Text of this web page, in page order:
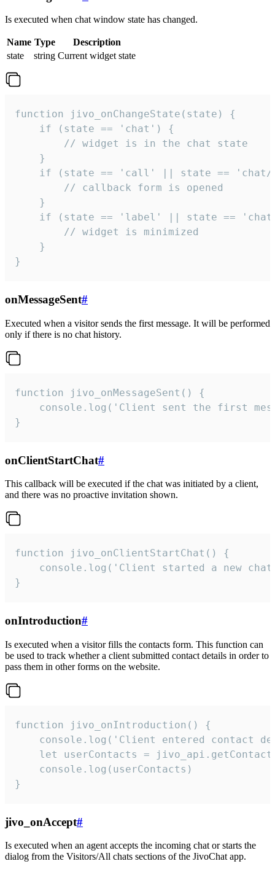
Is executed when chat window state has changed.
Name Type
Description
state
string Current widget state
function jivo_onChangeState(state) {
    if (state == 'chat') {
        // widget is in the chat state
    }
if (state == 'call' || state ==
        // callback form is opened
    }
if (state == 'label' || state ==
        // widget is minimized
    }
}
onMessageSent#
Executed when a visitor sends the first message. It will be performed
only if there is no chat history.
function jivo_onMessageSent() {
console.log('Client sent the first
}
onClientStartChat#
This callback will be executed if the chat was initiated by a client,
and there was no proactive invitation shown.
function jivo_onClientStartChat() {
console.log('Client started a new
}
onIntroduction#
Is executed when a visitor fills the contacts form. This function can
be used to track whether a client submitted contact details in order to
pass them in other forms on the website.
function jivo_onIntroduction() {
console.log('Client entered contact
let userContacts =
    console.log(userContacts)
}
jivo_onAccept#
Is executed when an agent accepts the incoming chat or starts the
dialog from the Visitors/All chats sections of the JivoChat app.